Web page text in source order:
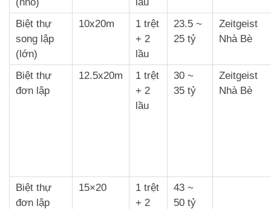
Biệt thự
song lập
(lớn)
10x20m
1 trệt
+ 2
lầu
23.5 ~
25 tỷ
Zeitgeist
Nhà Bè
Biệt thự
đơn lập
12.5x20m
1 trệt
+ 2
lầu
30 ~
35 tỷ
Zeitgeist
Nhà Bè
Biệt thự
đơn lập
15×20
1 trệt
+ 2
43 ~
50 tỷ